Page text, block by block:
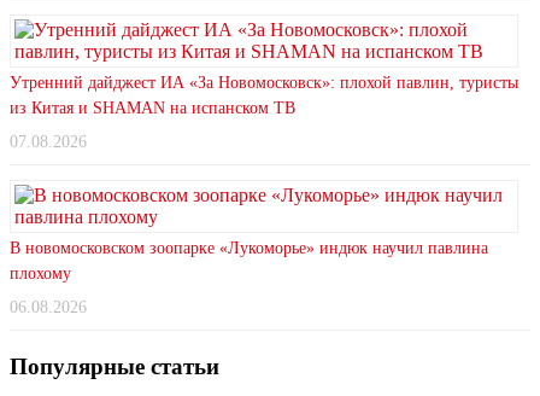
Утренний дайджест ИА «За Новомосковск»: плохой павлин, туристы
из Китая и SHAMAN на испанском ТВ
07.08.2026
В новомосковском зоопарке «Лукоморье» индюк научил павлина
плохому
06.08.2026
Популярные статьи